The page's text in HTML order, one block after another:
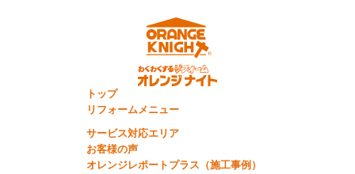
トップ
リフォームメニュー
サービス対応エリア
お客様の声
オレンジレポートプラス（施工事例）